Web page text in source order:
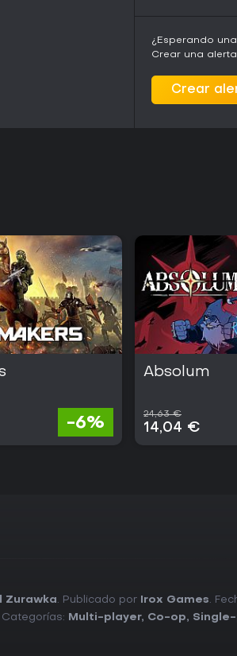
¿Esperando
Crear una
Crear
-6%
Absolum
24,63 €
14,04 €
Zurawka. Publicado por Irox Games.
Categorías: Multi-player, Co-op,